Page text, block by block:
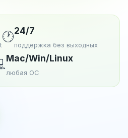
🕐24/7
поддержка без выходных
Mac/Win/Linux
любая ОС